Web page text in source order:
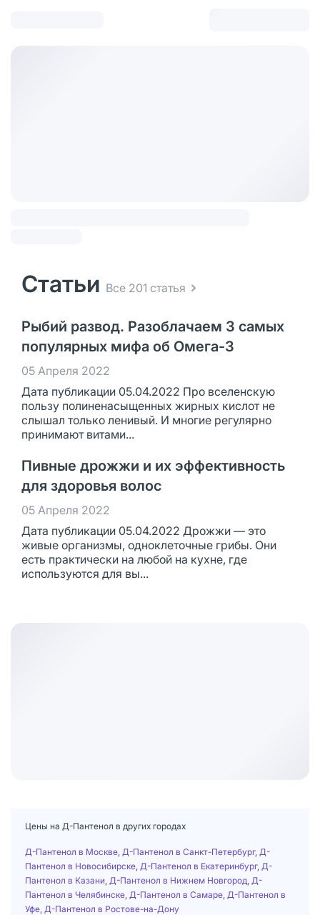
Статьи Все 201 статья
Рыбий развод. Разоблачаем 3 самых
популярных мифа об Омега-3
05 Апреля 2022
Дата публикации 05.04.2022 Про вселенскую
пользу полиненасыщенных жирных кислот не
слышал только ленивый. И многие регулярно
принимают витами...
Пивные дрожжи и их эффективность
для здоровья волос
05 Апреля 2022
Дата публикации 05.04.2022 Дрожжи — это
живые организмы, одноклеточные грибы. Они
есть практически на любой на кухне, где
используются для вы...
Цены на Д-Пантенол в других городах
Д-Пантенол в Москве Д-Пантенол в Санкт-Петербург, Д-
Пантенол в Новосибирске Д-Пантенол в Екатеринбург, Д-
Пантенол в Казани Д-Пантенол в Нижнем Новгород Д-
Пантенол в Челябинске Д-Пантенол в Самаре Д-Пантенол в
Уфе Д-Пантенол в Ростове-на-Дону